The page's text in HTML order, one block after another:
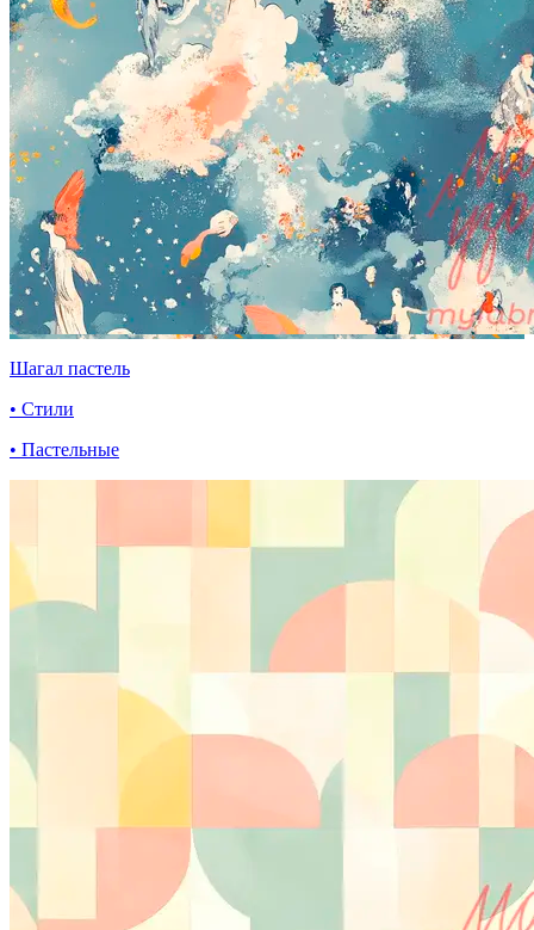
Шагал пастель
• Стили
• Пастельные